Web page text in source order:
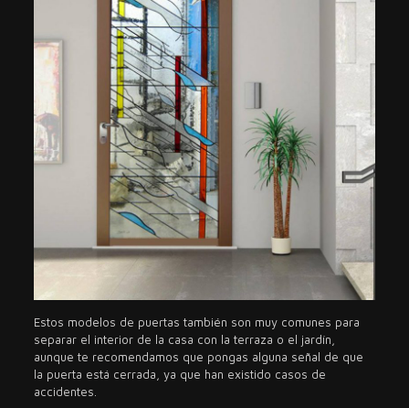
Estos modelos de puertas también son muy comunes para
separar el interior de la casa con la terraza o el jardín,
aunque te recomendamos que pongas alguna señal de que
la puerta está cerrada, ya que han existido casos de
accidentes.